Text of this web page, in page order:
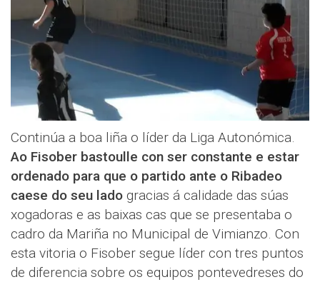
Continúa a boa liña o líder da Liga Autonómica.
Ao Fisober bastoulle con ser constante e estar
ordenado para que o partido ante o Ribadeo
caese do seu lado gracias á calidade das súas
xogadoras e as baixas cas que se presentaba o
cadro da Mariña no Municipal de Vimianzo. Con
esta vitoria o Fisober segue líder con tres puntos
de diferencia sobre os equipos pontevedreses do